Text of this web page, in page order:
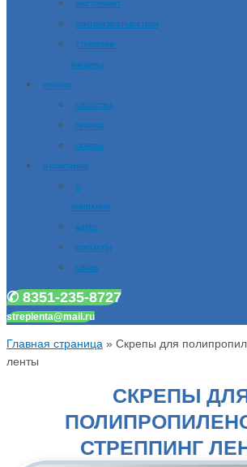
ИНСТРУМЕНТ
ЛЕНТОРАЗМАТЫВАТЕЛИ
СТРЕППИНГ-
МАШИНЫ
ПРЯЖКИ
СВОЙСТВА
ПРЯЖКИ
СКРЕПЫ
О КОМПАНИИ
О
КОМПАНИИ
АДРЕС
КОНТАКТЫ
СВЯЗЬ
✆ 8351-235-8727
streplenta@mail.ru
Главная страница » Скрепы для
ленты
СКРЕПЫ
СТРЕППИНГ